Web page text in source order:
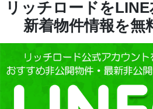
リッチロードをLINE
新着物件情報を無